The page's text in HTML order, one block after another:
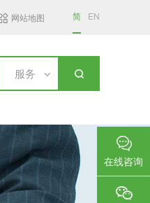
加拿大更新无线通信设备标准，
网站地图 简 EN
服务
在线咨询